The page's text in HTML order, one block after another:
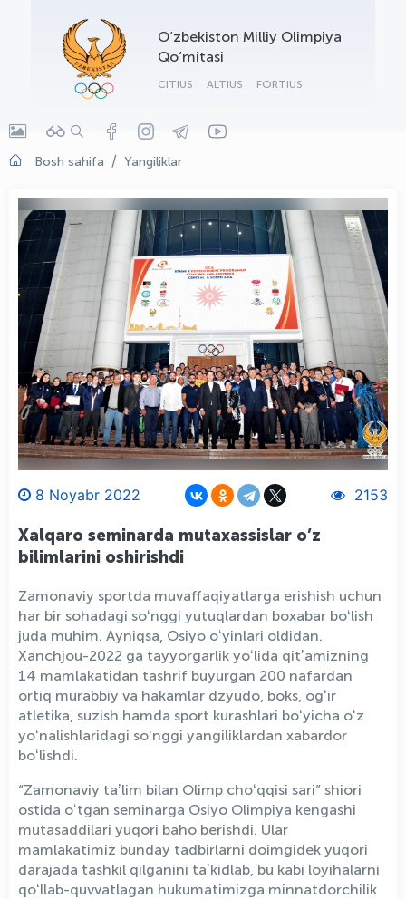
O‘zbekiston Milliy Olimpiya
Qo‘mitasi
CITIUS ALTIUS FORTIUS
Bosh sahifa Yangiliklar
8 Noyabr 2022 2153
Xalqaro seminarda mutaxassislar o’z
bilimlarini oshirishdi
Zamonaviy sportda muvaffaqiyatlarga erishish uchun
har bir sohadagi soʻnggi yutuqlardan boxabar boʻlish
juda muhim. Ayniqsa, Osiyo oʻyinlari oldidan.
Xanchjou-2022 ga tayyorgarlik yoʻlida qitʼamizning
14 mamlakatidan tashrif buyurgan 200 nafardan
ortiq murabbiy va hakamlar dzyudo, boks, ogʻir
atletika, suzish hamda sport kurashlari boʻyicha oʻz
yoʻnalishlaridagi soʻnggi yangiliklardan xabardor
boʻlishdi.
“Zamonaviy taʼlim bilan Olimp choʻqqisi sari” shiori
ostida oʻtgan seminarga Osiyo Olimpiya kengashi
mutasaddilari yuqori baho berishdi. Ular
mamlakatimiz bunday tadbirlarni doimgidek yuqori
darajada tashkil qilganini taʼkidlab, bu kabi loyihalarni
qoʻllab-quvvatlagan hukumatimizga minnatdorchilik
OLYMPCHIK AI - yordamchi
Onlayn · olympic.uz